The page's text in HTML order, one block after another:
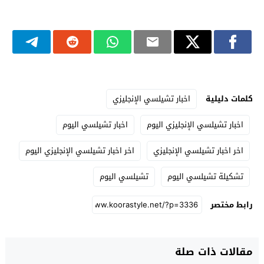
كلمات دليلية
اخبار تشيلسي الإنجليزي
اخبار تشيلسي الإنجليزي اليوم
اخبار تشيلسي اليوم
اخر اخبار تشيلسي الإنجليزي
اخر اخبار تشيلسي الإنجليزي اليوم
تشكيلة تشيلسي اليوم
تشيلسي اليوم
رابط مختصر
مقالات ذات صلة